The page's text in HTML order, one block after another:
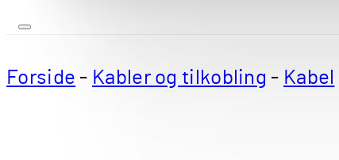
Forside - Kabler og tilkobling - Kabel